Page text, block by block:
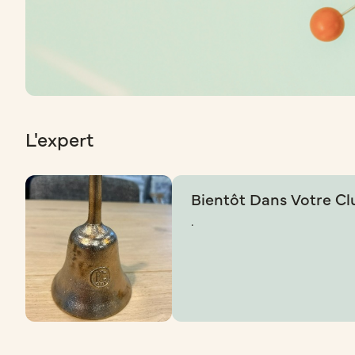
L'expert
Bientôt Dans Votre
.